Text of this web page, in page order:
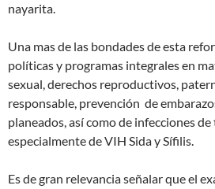
nayarita.
Una mas de las bondades de esta
políticas y programas integrales en
sexual, derechos reproductivos,
responsable, prevención de
planeados, así como de infecciones
especialmente de VIH Sida y Sífilis.
Es de gran relevancia señalar que el